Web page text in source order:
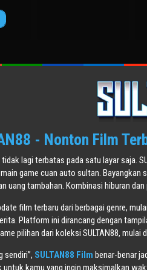
- Nonton Film
tidak lagi terbatas pada satu layar saja.
game cuan auto sultan.
uang tambahan. Kombinasi hiburan
film terbaru dari berbagai genre,
Platform ini dirancang dengan
pilihan dari koleksi SULTAN88,
sendiri”, SULTAN88 Film benar-benar
kamu yang ingin maksimalkan